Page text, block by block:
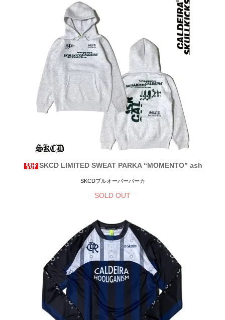
SKCD LIMITED SWEAT PARKA “MOMENTO” ash
SKCDプルオーバーパーカ
SOLD OUT